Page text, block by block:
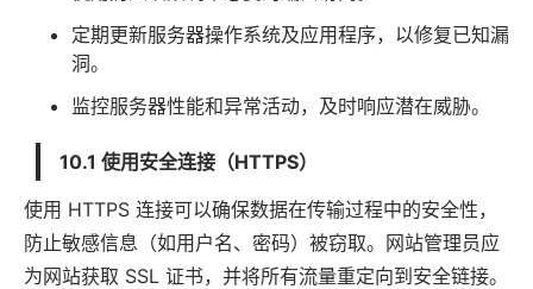
定期更新服务器操作系统及应用程序，以修复已知漏
洞。
监控服务器性能和异常活动，及时响应潜在威胁。
10.1 使用安全连接（HTTPS）
使用 HTTPS 连接可以确保数据在传输过程中的安全性，
防止敏感信息（如用户名、密码）被窃取。网站管理员应
为网站获取 SSL 证书，并将所有流量重定向到安全链接。